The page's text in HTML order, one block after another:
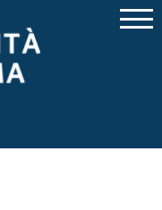
cinema e
al
- Goal 7